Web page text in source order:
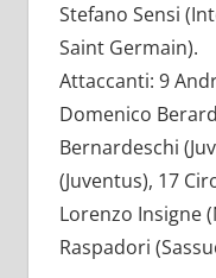
Stefano Sensi
Saint Germain).
Attaccanti: 9
Domenico
Bernardeschi
(Juventus), 17
Lorenzo Insigne
Raspadori